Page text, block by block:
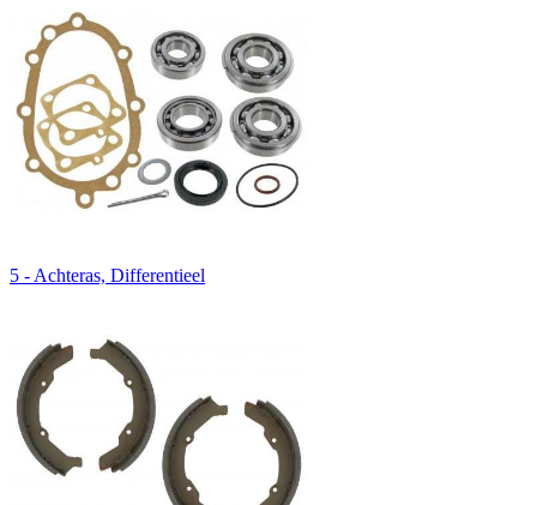
5 - Achteras, Differentieel